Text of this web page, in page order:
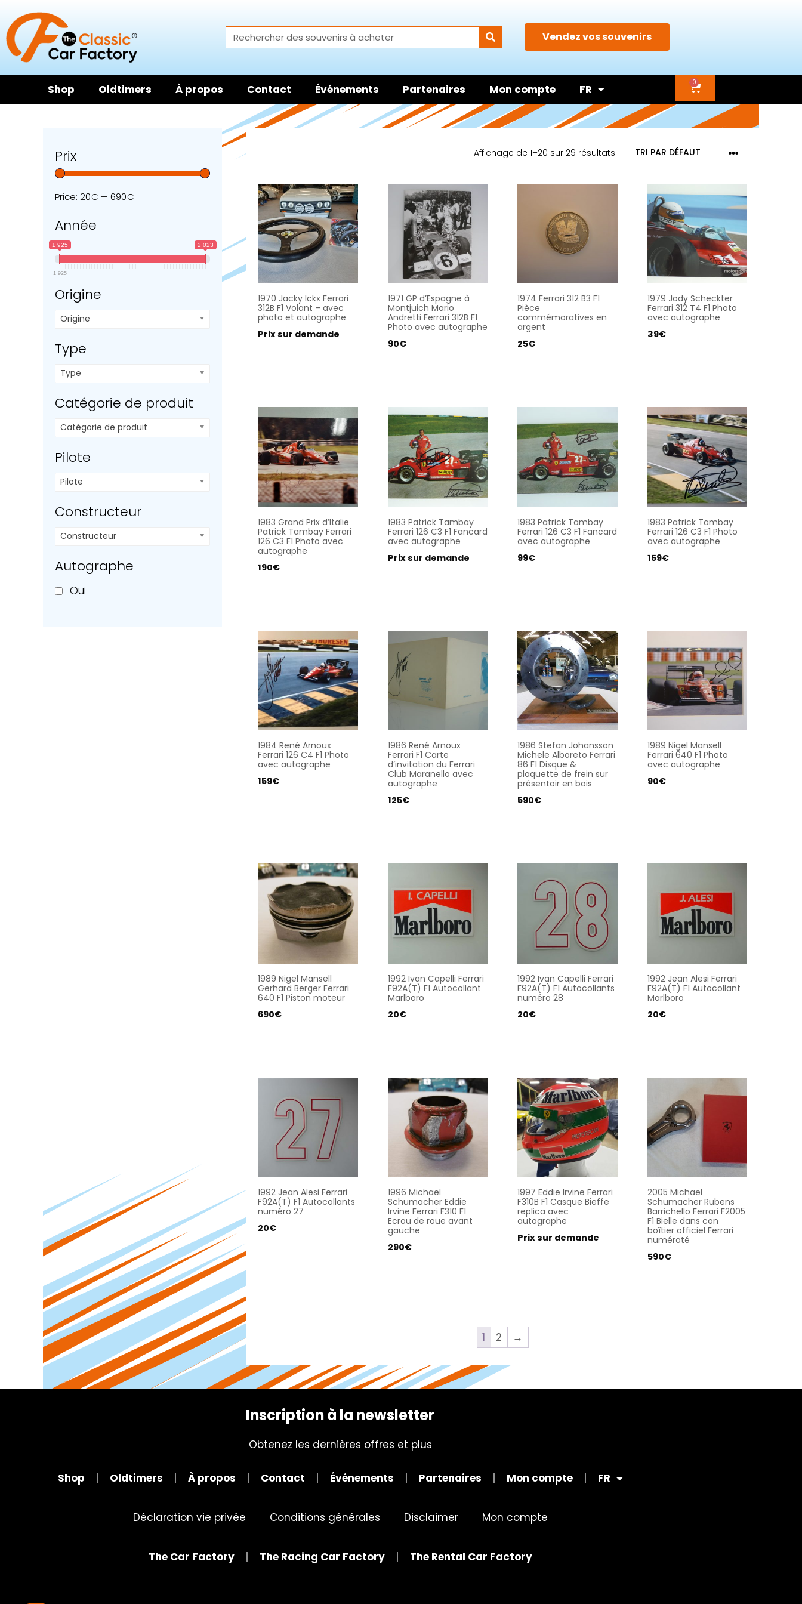
Vendez vos souvenirs
Shop Oldtimers À propos Contact Événements Partenaires Mon compte FR
0
Affichage de 1–20 sur 29 résultats
1970 Jacky Ickx Ferrari
312B F1 Volant – avec
photo et autographe
Prix sur demande
1971 GP d’Espagne à
Montjuich Mario
Andretti Ferrari 312B F1
Photo avec autographe
90€
1974 Ferrari 312 B3 F1
Pièce
commémoratives en
argent
25€
1979 Jody Scheckter
Ferrari 312 T4 F1 Photo
avec autographe
39€
1983 Grand Prix d’Italie
Patrick Tambay Ferrari
126 C3 F1 Photo avec
autographe
190€
1983 Patrick Tambay
Ferrari 126 C3 F1 Fancard
avec autographe
Prix sur demande
1983 Patrick Tambay
Ferrari 126 C3 F1 Fancard
avec autographe
99€
1983 Patrick Tambay
Ferrari 126 C3 F1 Photo
avec autographe
159€
1984 René Arnoux
Ferrari 126 C4 F1 Photo
avec autographe
159€
1986 René Arnoux
Ferrari F1 Carte
d’invitation du Ferrari
Club Maranello avec
autographe
125€
1986 Stefan Johansson
Michele Alboreto Ferrari
86 F1 Disque &
plaquette de frein sur
présentoir en bois
590€
1989 Nigel Mansell
Ferrari 640 F1 Photo
avec autographe
90€
1989 Nigel Mansell
Gerhard Berger Ferrari
640 F1 Piston moteur
690€
1992 Ivan Capelli Ferrari
F92A(T) F1 Autocollant
Marlboro
20€
1992 Ivan Capelli Ferrari
F92A(T) F1 Autocollants
numéro 28
20€
1992 Jean Alesi Ferrari
F92A(T) F1 Autocollant
Marlboro
20€
1992 Jean Alesi Ferrari
F92A(T) F1 Autocollants
numéro 27
20€
1996 Michael
Schumacher Eddie
Irvine Ferrari F310 F1
Ecrou de roue avant
gauche
290€
1997 Eddie Irvine Ferrari
F310B F1 Casque Bieffe
replica avec
autographe
Prix sur demande
2005 Michael
Schumacher Rubens
Barrichello Ferrari F2005
F1 Bielle dans con
boîtier officiel Ferrari
numéroté
590€
1 2 →
Prix
Price: 20€ — 690€
Année
1 925 2 023
1 925
Origine
Origine
Type
Type
Catégorie de produit
Catégorie de produit
Pilote
Pilote
Constructeur
Constructeur
Autographe
Oui
Inscription à la newsletter
Obtenez les dernières offres et plus
Shop Oldtimers À propos Contact Événements Partenaires Mon compte FR
Déclaration vie privée Conditions générales Disclaimer Mon compte
The Car Factory The Racing Car Factory The Rental Car Factory